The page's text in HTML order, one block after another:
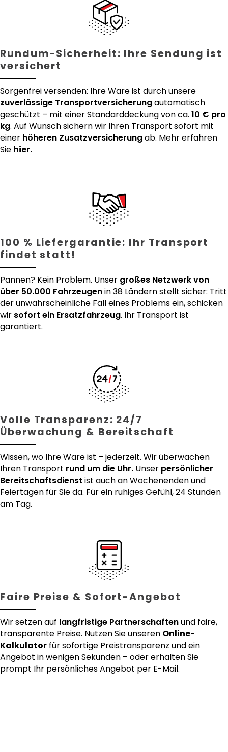
Rundum-Sicherheit: Ihre Sendung ist
versichert
Sorgenfrei versenden: Ihre Ware ist durch unsere
zuverlässige Transportversicherungautomatisch
geschützt – mit einer Standarddeckung von ca. 10 € pro
kg. Auf Wunsch sichern wir Ihren Transport sofort mit
einer höheren Zusatzversicherungab. Mehr erfahren
Sie hier.
100 % Liefergarantie: Ihr Transport
findet statt!
Pannen? Kein Problem. Unser großes Netzwerk von
über 50.000 Fahrzeugenin 38 Ländern stellt sicher: Tritt
der unwahrscheinliche Fall eines Problems ein, schicken
wir sofort ein Ersatzfahrzeug. Ihr Transport ist
garantiert.
Volle Transparenz: 24/7
Überwachung & Bereitschaft
Wissen, wo Ihre Ware ist – jederzeit. Wir überwachen
Ihren Transport rund um die Uhr. Unser persönlicher
Bereitschaftsdienst ist auch an Wochenenden und
Feiertagen für Sie da. Für ein ruhiges Gefühl, 24 Stunden
am Tag.
Faire Preise & Sofort-Angebot
Wir setzen auf langfristige Partnerschaftenund faire,
transparente Preise. Nutzen Sie unseren Online-
Kalkulator für sofortige Preistransparenz und ein
Angebot in wenigen Sekunden – oder erhalten Sie
prompt Ihr persönliches Angebot per E-Mail.